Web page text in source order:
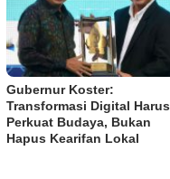
Gubernur Koster:
Transformasi Digital Harus
Perkuat Budaya, Bukan
Hapus Kearifan Lokal